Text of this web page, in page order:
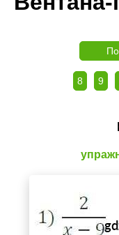
8 9